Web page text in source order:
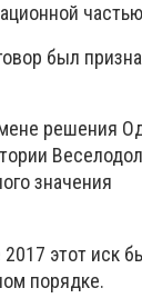
был
решения
значения
этот иск
порядке.